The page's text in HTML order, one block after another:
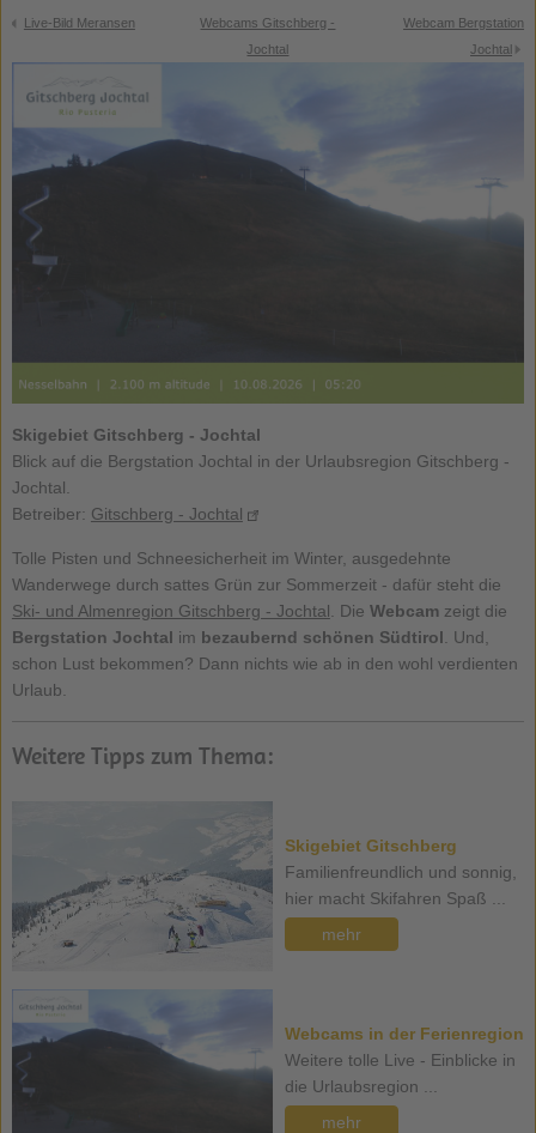
Live-Bild Meransen
Webcams Gitschberg -
Jochtal
Webcam Bergstation
Jochtal
Skigebiet Gitschberg - Jochtal
Blick auf die Bergstation Jochtal in der Urlaubsregion Gitschberg -
Jochtal.
Betreiber: Gitschberg - Jochtal
Tolle Pisten und Schneesicherheit im Winter, ausgedehnte
Wanderwege durch sattes Grün zur Sommerzeit - dafür steht die
Ski- und Almenregion Gitschberg - Jochtal . Die Webcamzeigt die
Bergstation Jochtal im bezaubernd schönen Südtirol . Und,
schon Lust bekommen? Dann nichts wie ab in den wohl verdienten
Urlaub.
Weitere Tipps zum Thema:
Skigebiet Gitschberg
Familienfreundlich und sonnig,
hier macht Skifahren Spaß ...
mehr
Webcams in der Ferienregion
Weitere tolle Live - Einblicke in
die Urlaubsregion ...
mehr